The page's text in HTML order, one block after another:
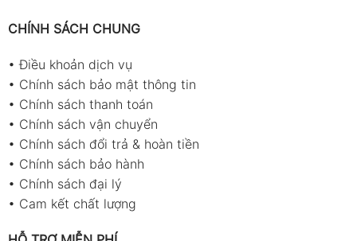
CHÍNH SÁCH CHUNG
•Điều khoản dịch vụ
• Chính sách bảo mật thông tin
• Chính sách thanh toán
• Chính sách vận chuyển
• Chính sách đổi trả & hoàn tiền
• Chính sách bảo hành
• Chính sách đại lý
• Cam kết chất lượng